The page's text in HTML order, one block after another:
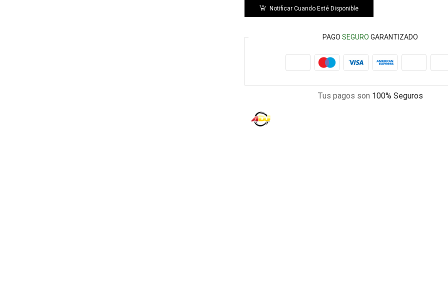
Notificar Cuando Esté Disponible
PAGOSEGURO GARANTIZADO
Tus pagos son 100% Seguros